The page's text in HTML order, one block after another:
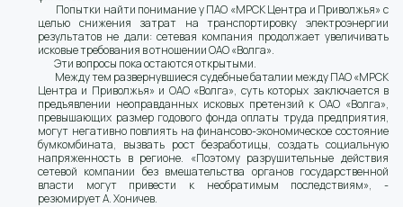
Попытки найти понимание у ПАО «МРСК Центра и Приволжья» с
целью снижения затрат на транспортировку электроэнергии
результатов не дали: сетевая компания продолжает увеличивать
исковые требования в отношении ОАО «Волга».
Эти вопросы пока остаются открытыми.
Между тем развернувшиеся судебные баталии между ПАО «МРСК
Центра и Приволжья» и ОАО «Волга», суть которых заключается в
предъявлении неоправданных исковых претензий к ОАО «Волга»,
превышающих размер годового фонда оплаты труда предприятия,
могут негативно повлиять на финансово-экономическое состояние
бумкомбината, вызвать рост безработицы, создать социальную
напряженность в регионе. «Поэтому разрушительные действия
сетевой компании без вмешательства органов государственной
власти могут привести к необратимым последствиям», -
резюмирует А. Хоничев.